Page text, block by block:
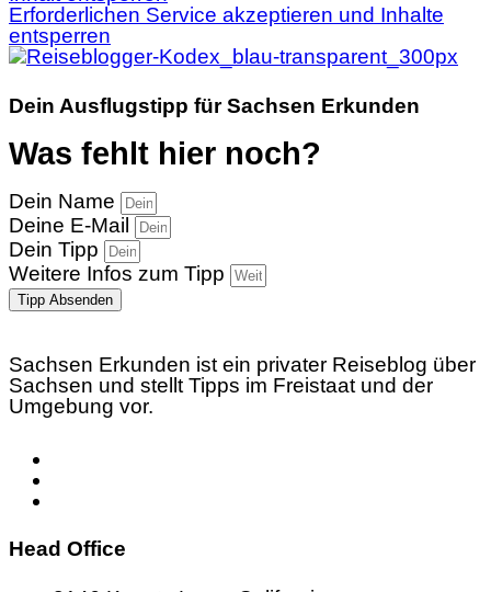
Erforderlichen Service akzeptieren und Inhalte
entsperren
Dein Ausflugstipp für Sachsen Erkunden
Was fehlt hier noch?
Dein Name
Deine E-Mail
Dein Tipp
Weitere Infos zum Tipp
Tipp Absenden
Sachsen Erkunden ist ein privater Reiseblog über
Sachsen und stellt Tipps im Freistaat und der
Umgebung vor.
Head Office